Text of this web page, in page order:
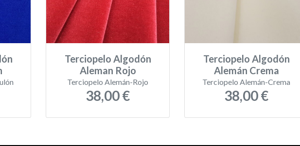
Terciopelo Algodón
Aleman Rojo
Terciopelo Alemán-Rojo
38,00 €
Terciopelo Algodón
Alemán Crema
Terciopelo Alemán-Crema
38,00 €